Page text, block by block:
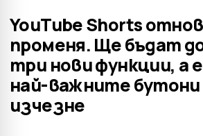
YouTube Shorts
променя. Ще бъдат
три нови функции, а
най-важните
изчезне